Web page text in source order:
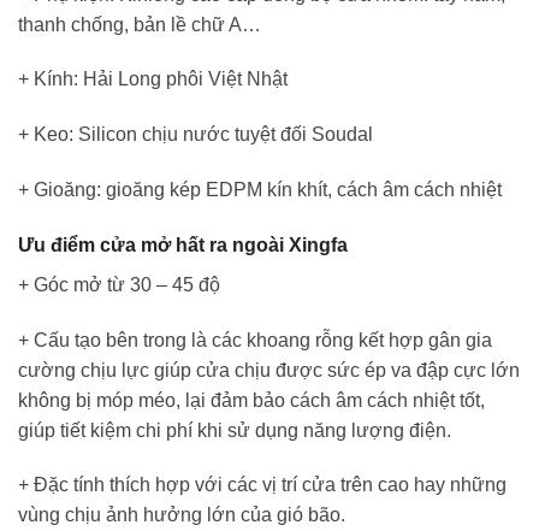
thanh chống, bản lề chữ A…
+ Kính: Hải Long phôi Việt Nhật
+ Keo: Silicon chịu nước tuyệt đối Soudal
+ Gioăng: gioăng kép EDPM kín khít, cách âm cách nhiệt
Ưu điểm cửa mở hất ra ngoài Xingfa
+ Góc mở từ 30 – 45 độ
+ Cấu tạo bên trong là các khoang rỗng kết hợp gân gia
cường chịu lực giúp cửa chịu được sức ép va đập cực lớn
không bị móp méo, lại đảm bảo cách âm cách nhiệt tốt,
giúp tiết kiệm chi phí khi sử dụng năng lượng điện.
+ Đặc tính thích hợp với các vị trí cửa trên cao hay những
vùng chịu ảnh hưởng lớn của gió bão.